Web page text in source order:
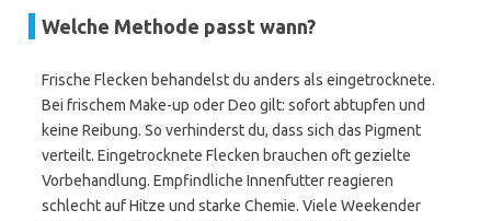
Welche Methode passt wann?
Frische Flecken behandelst du anders als eingetrocknete.
Bei frischem Make-up oder Deo gilt: sofort abtupfen und
keine Reibung. So verhinderst du, dass sich das Pigment
verteilt. Eingetrocknete Flecken brauchen oft gezielte
Vorbehandlung. Empfindliche Innenfutter reagieren
schlecht auf Hitze und starke Chemie. Viele Weekender